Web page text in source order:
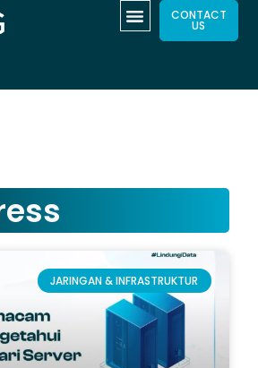
CONTACT
US
JARINGAN & INFRASTRUKTUR